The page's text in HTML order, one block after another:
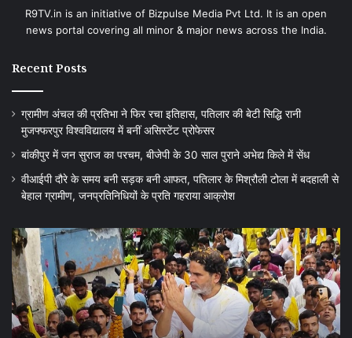
R9TV.in is an initiative of Bizpulse Media Pvt Ltd. It is an open
news portal covering all minor & major news across the India.
Recent Posts
ग्रामीण अंचल की प्रतिभा ने फिर रचा इतिहास, पतिलार की बेटी सिद्धि रानी
मुजफ्फरपुर विश्वविद्यालय में बनीं असिस्टेंट प्रोफेसर
बांकीपुर में जन सुराज का परचम, बीजेपी के 30 साल पुराने अभेद्य किले में सेंध
वीआईपी दौरे के समय बनी सड़क बनी आफत, पतिलार के मिश्रौली टोला में बदहाली से
बेहाल ग्रामीण, जनप्रतिनिधियों के प्रति गहराया आक्रोश
बांकीपुर
में
जन
सुराज
का
परचम,
बीजेपी